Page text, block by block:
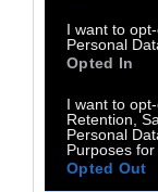
I want to
Personal
Opted In
I want to
Retention,
Personal
Purposes for
Opted Out